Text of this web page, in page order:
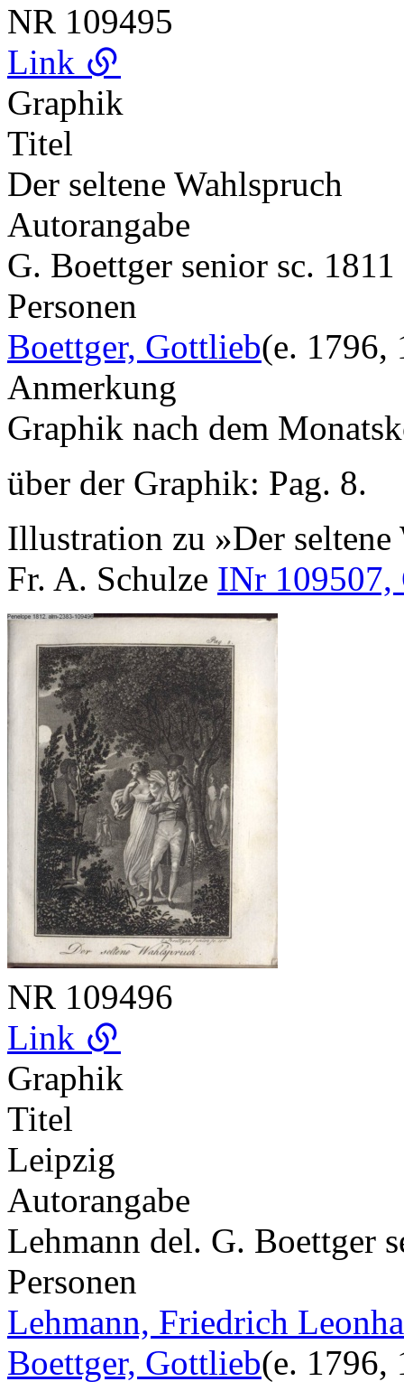
NR 109495
Link
Graphik
Titel
Der seltene Wahlspruch
Autorangabe
G. Boettger senior sc. 1811
Personen
Boettger, Gottlieb(e. 1796,
Anmerkung
Graphik nach dem
über der Graphik: Pag. 8.
Illustration zu »Der
Fr. A. Schulze INr 109507,
NR 109496
Link
Graphik
Titel
Leipzig
Autorangabe
Lehmann del. G. Boettger
Personen
Lehmann, Friedrich
Boettger, Gottlieb(e. 1796,